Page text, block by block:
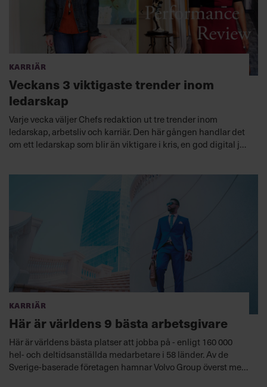
Karriär
Veckans 3 viktigaste trender inom
ledarskap
Varje vecka väljer Chefs redaktion ut tre trender inom
ledarskap, arbetsliv och karriär. Den här gången handlar det
om ett ledarskap som blir än viktigare i kris, en god digital jul
Karriär
Här är världens 9 bästa arbetsgivare
Här är världens bästa platser att jobba på - enligt 160 000
hel- och deltidsanställda medarbetare i 58 länder. Av de
Sverige-baserade företagen hamnar Volvo Group överst med